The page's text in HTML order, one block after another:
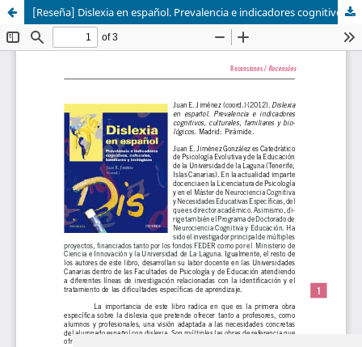
[Reseña] Dislexia en español. Prevalencia e indicadores cognitivos, culturales, familiares y biológicos